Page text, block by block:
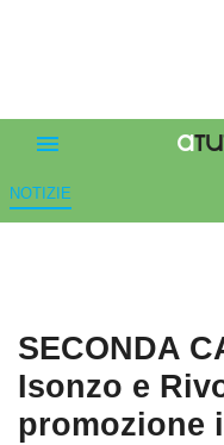
NOTIZIE
SECONDA
Isonzo e
promozione